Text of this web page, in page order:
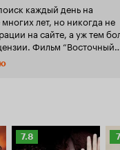
каждый день на
лет, но никогда не
сайте, а уж тем более
непосредственно
horse-man, часто вижу
понять своего
Рейтинг
7.8